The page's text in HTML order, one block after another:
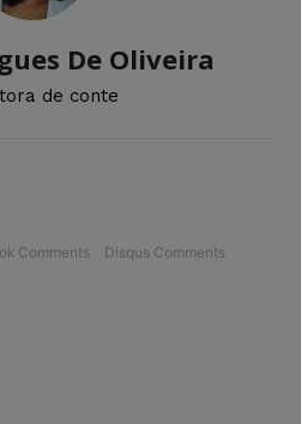
De Oliveira
de conte
Comments Disqus Comments